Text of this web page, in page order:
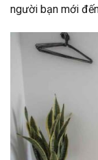
người bạn mới